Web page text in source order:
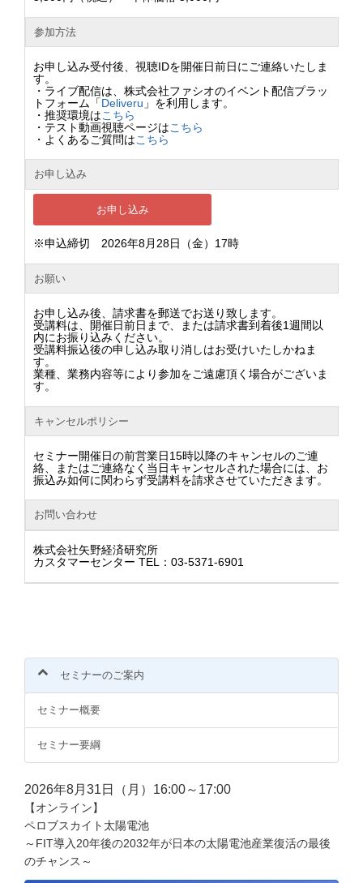
参加方法
お申し込み受付後、視聴IDを開催日前日にご連絡いたしま
す。
・ライブ配信は、株式会社ファシオのイベント配信プラッ
トフォーム「Deliveru 」を利用します。
・推奨環境はこちら
・テスト動画視聴ページはこちら
・よくあるご質問はこちら
お申し込み
お申し込み
※申込締切 2026年8月28日（金）17時
お願い
お申し込み後、請求書を郵送でお送り致します。
受講料は、開催日前日まで、または請求書到着後1週間以
内にお振り込みください。
受講料振込後の申し込み取り消しはお受けいたしかねま
す。
業種、業務内容等により参加をご遠慮頂く場合がございま
す。
キャンセルポリシー
セミナー開催日の前営業日15時以降のキャンセルのご連
絡、またはご連絡なく当日キャンセルされた場合には、お
振込み如何に関わらず受講料を請求させていただきます。
お問い合わせ
株式会社矢野経済研究所
カスタマーセンター TEL：03-5371-6901
セミナーのご案内
セミナー概要
セミナー要綱
2026年8月31日（月）16:00～17:00
【オンライン】
ペロブスカイト太陽電池
～FIT導入20年後の2032年が日本の太陽電池産業復活の最後
のチャンス～